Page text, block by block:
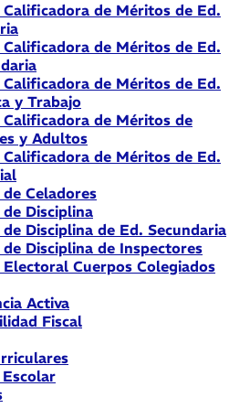
de Méritos de Ed.
de Méritos de Ed.
de Méritos de Ed.
y Trabajo
de Méritos de
y Adultos
de Méritos de Ed.
Celadores
Disciplina
Disciplina de Ed. Secundaria
Disciplina de Inspectores
Cuerpos Colegiados
Activa
Fiscal